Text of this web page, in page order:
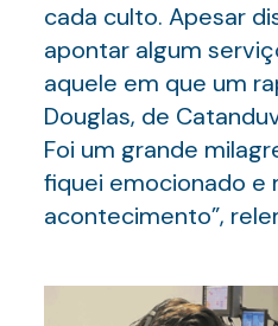
cada culto. Apesar
apontar algum
aquele em que um
Douglas, de
Foi um grande
fiquei emocionado e
acontecimento”,